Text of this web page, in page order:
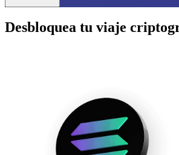
Desbloquea tu viaje